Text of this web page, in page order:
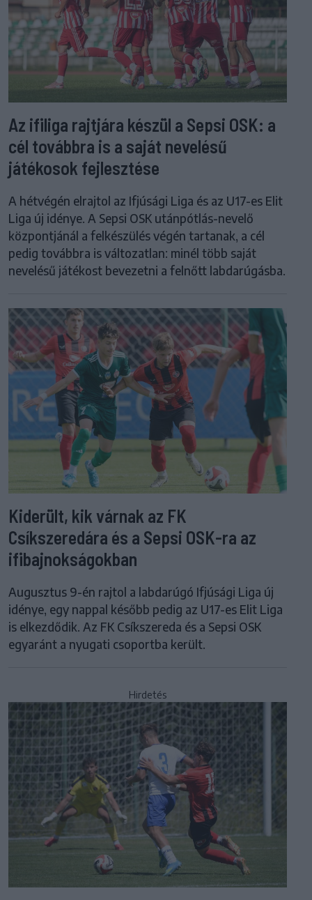
Az ifiliga rajtjára készül a Sepsi OSK: a
cél továbbra is a saját nevelésű
játékosok fejlesztése
A hétvégén elrajtol az Ifjúsági Liga és az U17-es Elit
Liga új idénye. A Sepsi OSK utánpótlás-nevelő
központjánál a felkészülés végén tartanak, a cél
pedig továbbra is változatlan: minél több saját
nevelésű játékost bevezetni a felnőtt labdarúgásba.
Kiderült, kik várnak az FK
Csíkszeredára és a Sepsi OSK-ra az
ifibajnokságokban
Augusztus 9-én rajtol a labdarúgó Ifjúsági Liga új
idénye, egy nappal később pedig az U17-es Elit Liga
is elkezdődik. Az FK Csíkszereda és a Sepsi OSK
egyaránt a nyugati csoportba került.
Hirdetés